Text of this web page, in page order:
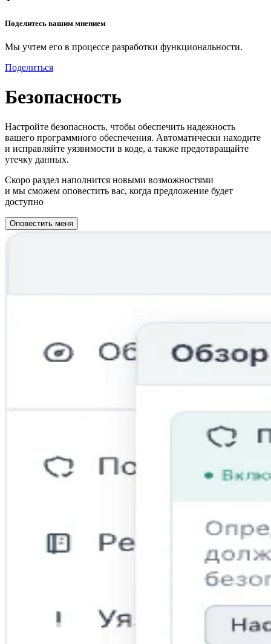
Поделитесь вашим мнением
Мы учтем его в процессе разработки функциональности.
Поделиться
Безопасность
Настройте безопасность, чтобы обеспечить надежность
вашего программного обеспечения. Автоматически находите
и исправляйте уязвимости в коде, а также предотвращайте
утечку данных.
Скоро раздел наполнится новыми возможностями
и мы сможем оповестить вас, когда предложение будет
доступно
Оповестить меня